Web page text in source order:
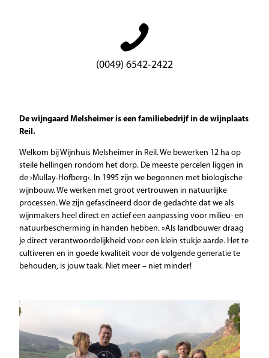
(0049) 6542-2422
De wijngaard Melsheimer is een familiebedrijf in de wijnplaats
Reil.
Welkom bij Wijnhuis Melsheimer in Reil. We bewerken 12 ha op
steile hellingen rondom het dorp. De meeste percelen liggen in
de ›Mullay-Hofberg‹. In 1995 zijn we begonnen met biologische
wijnbouw. We werken met groot vertrouwen in natuurlijke
processen. We zijn gefascineerd door de gedachte dat we als
wijnmakers heel direct en actief een aanpassing voor milieu- en
natuurbescherming in handen hebben. »Als landbouwer draag
je direct verantwoordelijkheid voor een klein stukje aarde. Het te
cultiveren en in goede kwaliteit voor de volgende generatie te
behouden, is jouw taak. Niet meer – niet minder!